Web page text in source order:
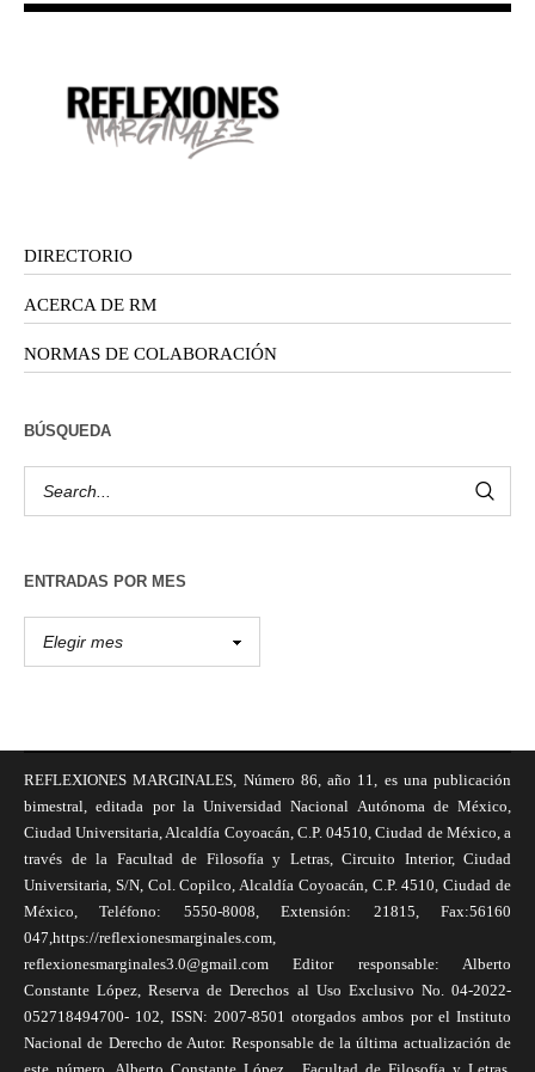
DIRECTORIO
ACERCA DE RM
NORMAS DE COLABORACIÓN
BÚSQUEDA
ENTRADAS POR MES
REFLEXIONES MARGINALES, Número 86, año 11, es una publicación
bimestral, editada por la Universidad Nacional Autónoma de México,
Ciudad Universitaria, Alcaldía Coyoacán, C.P. 04510, Ciudad de México, a
través de la Facultad de Filosofía y Letras, Circuito Interior, Ciudad
Universitaria, S/N, Col. Copilco, Alcaldía Coyoacán, C.P. 4510, Ciudad de
México, Teléfono: 5550-8008, Extensión: 21815, Fax:56160
047,https://reflexionesmarginales.com,
reflexionesmarginales3.0@gmail.com Editor responsable: Alberto
Constante López, Reserva de Derechos al Uso Exclusivo No. 04-2022-
052718494700- 102, ISSN: 2007-8501 otorgados ambos por el Instituto
Nacional de Derecho de Autor. Responsable de la última actualización de